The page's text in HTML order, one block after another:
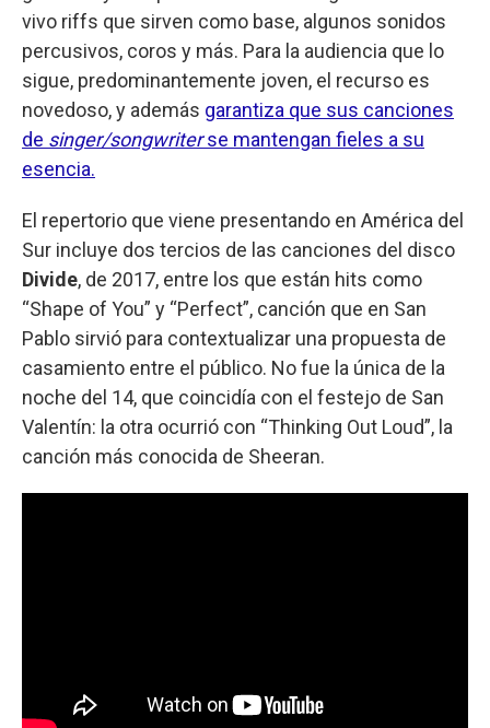
vivo riffs que sirven como base, algunos sonidos
percusivos, coros y más. Para la audiencia que lo
sigue, predominantemente joven, el recurso es
novedoso, y además garantiza que sus canciones
de singer/songwriterse mantengan fieles a su
esencia.
El repertorio que viene presentando en América del
Sur incluye dos tercios de las canciones del disco
Divide, de 2017, entre los que están hits como
“Shape of You” y “Perfect”, canción que en San
Pablo sirvió para contextualizar una propuesta de
casamiento entre el público. No fue la única de la
noche del 14, que coincidía con el festejo de San
Valentín: la otra ocurrió con “Thinking Out Loud”, la
canción más conocida de Sheeran.